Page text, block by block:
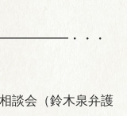
・・・
談会（鈴木泉弁護